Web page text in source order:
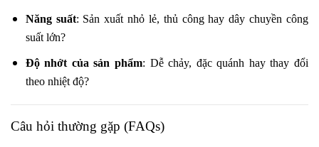
Năng suất: Sản xuất nhỏ lẻ, thủ công hay dây chuyền công
suất lớn?
Độ nhớt của sản phẩm: Dễ chảy, đặc quánh hay thay đổi
theo nhiệt độ?
Câu hỏi thường gặp (FAQs)